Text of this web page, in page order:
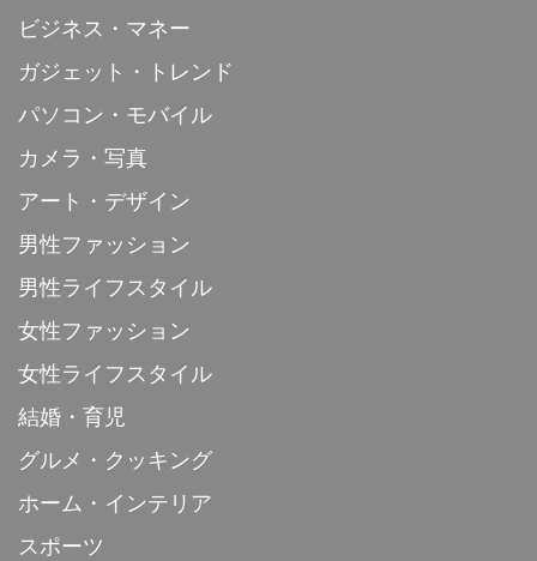
ビジネス・マネー
ガジェット・トレンド
パソコン・モバイル
カメラ・写真
アート・デザイン
男性ファッション
男性ライフスタイル
女性ファッション
女性ライフスタイル
結婚・育児
グルメ・クッキング
ホーム・インテリア
スポーツ